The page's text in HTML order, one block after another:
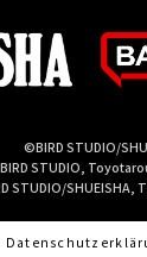
©BIRD STUDIO/
STUDIO,
STUDIO/SHUEISHA,